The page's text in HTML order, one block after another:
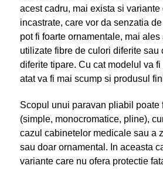
acest cadru, mai exista si variante
incastrate, care vor da senzatia
pot fi foarte ornamentale, mai
utilizate fibre de culori diferite sau
diferite tipare. Cu cat modelul va
atat va fi mai scump si produsul
Scopul unui paravan pliabil poate
(simple, monocromatice, pline),
cazul cabinetelor medicale sau a
sau doar ornamental. In aceasta
variante care nu ofera protectie